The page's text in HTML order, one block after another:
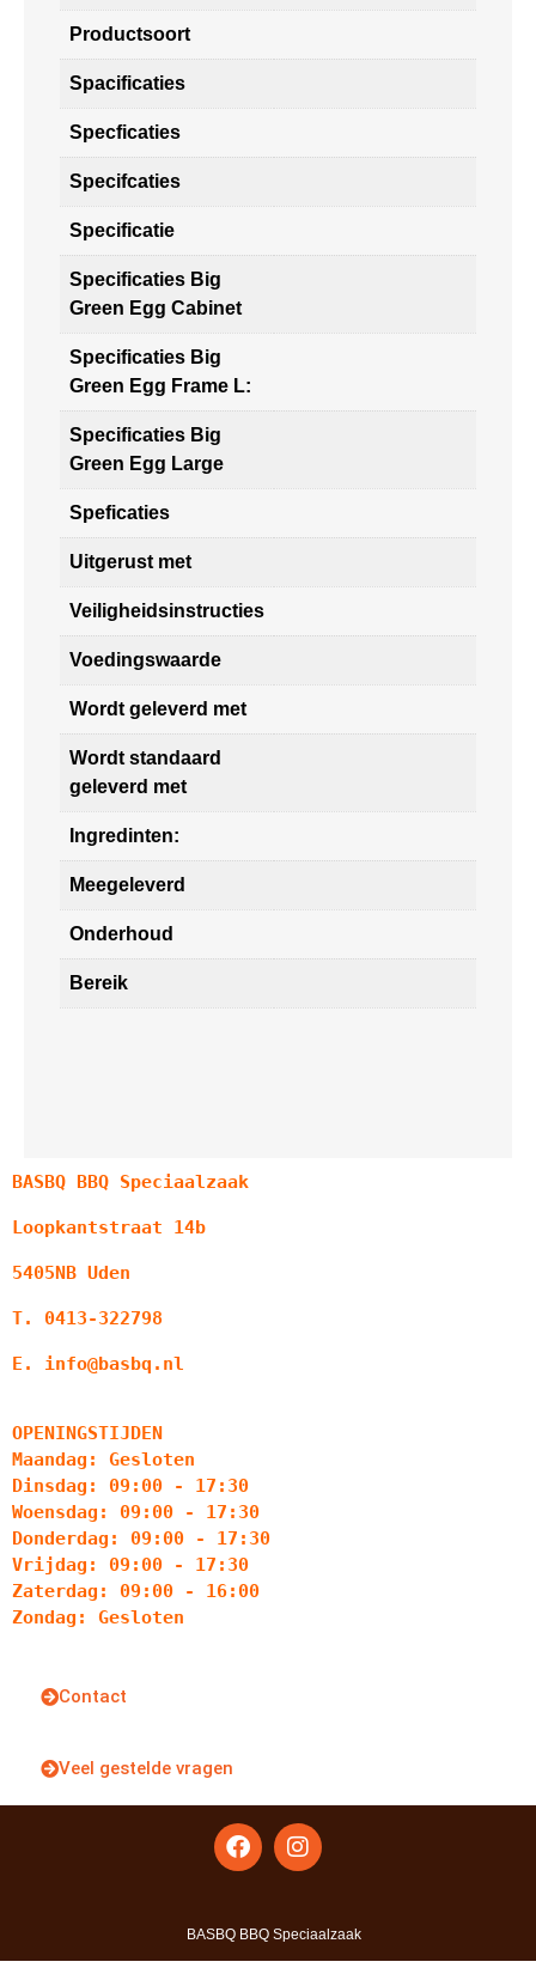
Productsoort
Spacificaties
Specficaties
Specifcaties
Specificatie
Specificaties Big
Green Egg Cabinet
Specificaties Big
Green Egg Frame L:
Specificaties Big
Green Egg Large
Speficaties
Uitgerust met
Veiligheidsinstructies
Voedingswaarde
Wordt geleverd met
Wordt standaard
geleverd met
Ingredinten:
Meegeleverd
Onderhoud
Bereik
BASBQ BBQ Speciaalzaak
Loopkantstraat 14b
5405NB Uden
T. 0413-322798
E. info@basbq.nl
OPENINGSTIJDEN
Maandag: Gesloten
Dinsdag: 09:00 - 17:30
Woensdag: 09:00 - 17:30
Donderdag: 09:00 - 17:30
Vrijdag: 09:00 - 17:30
Zaterdag: 09:00 - 16:00
Zondag: Gesloten
Contact
Veel gestelde vragen
BASBQ BBQ Speciaalzaak